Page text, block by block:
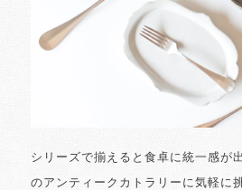
シリーズで揃えると食卓に統一感が
のアンティークカトラリーに気軽に